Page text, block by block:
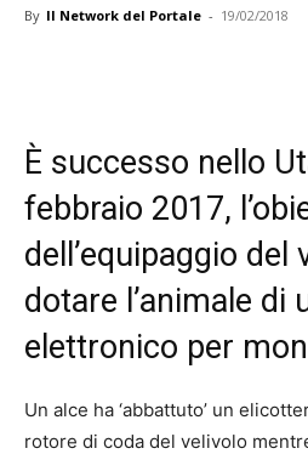
By Il Network del Portale - 19/02/2018
È successo nello
febbraio 2017,
dell’equipaggio del
dotare l’animale di
elettronico per
Un alce ha ‘abbattuto’ un
rotore di coda del velivolo